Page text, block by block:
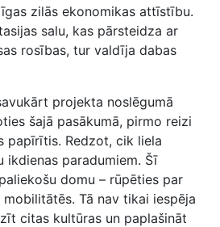
zilās ekonomikas attīstību.
salu, kas pārsteidza ar
rosības, tur valdīja dabas
projekta noslēgumā
šajā pasākumā, pirmo reizi
papīrītis. Redzot, cik liela
ikdienas paradumiem. Šī
domu – rūpēties par
Tā nav tikai iespēja
citas kultūras un paplašināt